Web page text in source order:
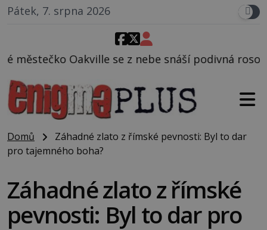
Pátek, 7. srpna 2026
nebe snáší podivná rosolovitá látka neznámého
Domů
Záhadné zlato z římské pevnosti: Byl to dar
pro tajemného boha?
Záhadné zlato z římské
pevnosti: Byl to dar pro